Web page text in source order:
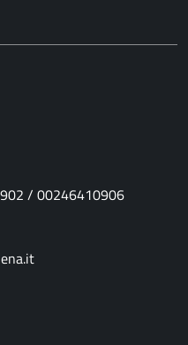
/ 00246410906